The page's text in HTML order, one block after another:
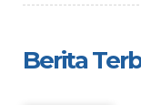
Berita